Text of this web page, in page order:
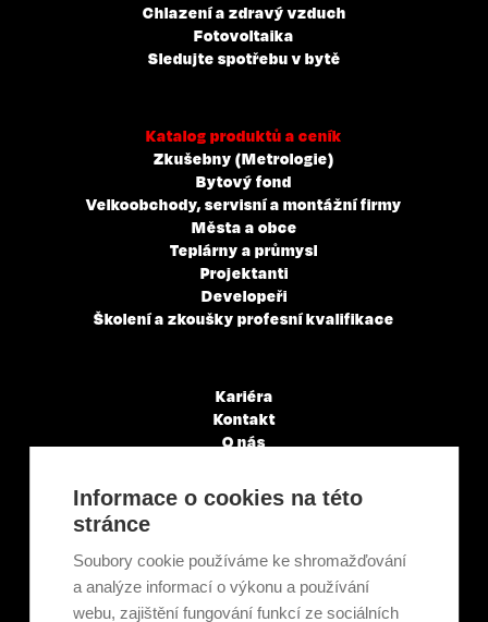
Chlazení a zdravý vzduch
Fotovoltaika
Sledujte spotřebu v bytě
Katalog produktů a ceník
Zkušebny (Metrologie)
Bytový fond
Velkoobchody, servisní a montážní firmy
Města a obce
Teplárny a průmysl
Projektanti
Developeři
Školení a zkoušky profesní kvalifikace
Kariéra
Kontakt
O nás
Články a novinky
GDPR & Cookies
Ekologická recyklace
Projekty EU
Intranet - Přihlášení
Informace o cookies na této
stránce
Soubory cookie používáme ke shromažďování
a analýze informací o výkonu a používání
webu, zajištění fungování funkcí ze sociálních